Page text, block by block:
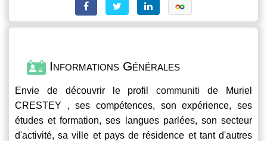
Informations Générales
Envie de découvrir le profilcommuniti de Muriel
CRESTEY , ses compétences, son expérience, ses
études et formation, ses langues parlées, son secteur
d'activité, sa ville et pays de résidence et tant d'autres